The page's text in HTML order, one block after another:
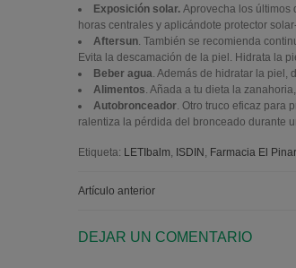
Exposición solar. Aprovecha los últimos
horas centrales y aplicándote protector
Aftersun. También se recomienda
Evita la descamación de la piel. Hidrata la
Beber agua. Además de hidratar la piel,
Alimentos. Añada a tu dieta la
Autobronceador. Otro truco eficaz para
ralentiza la pérdida del bronceado durante
Etiqueta: LETIbalm, ISDIN, Farmacia El Pinar
Artículo anterior
DEJAR UN COMENTARIO